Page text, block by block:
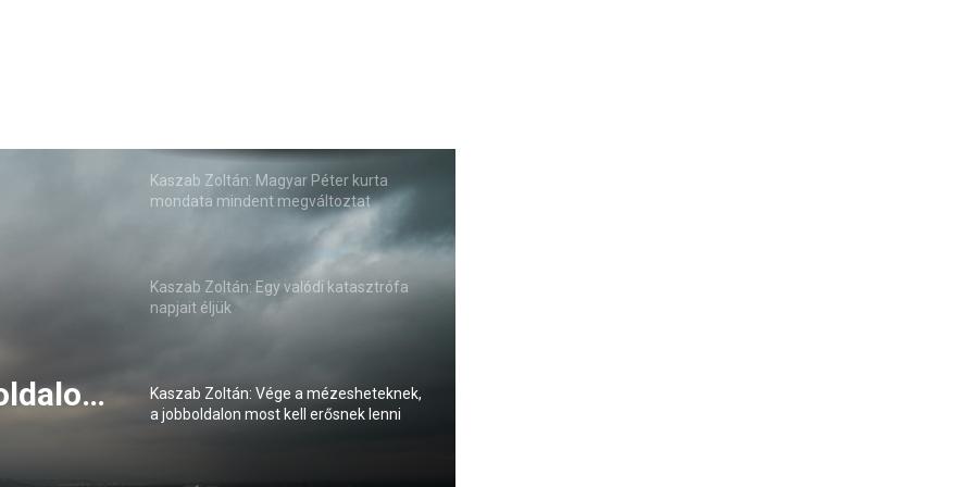
az
Kaszab Zoltán: Magyar Péter kurta
mondata mindent megváltoztat
Kaszab Zoltán: Egy valódi katasztrófa
napjait éljük
Kaszab Zoltán: Vége a mézesheteknek,
a jobboldalon most kell erősnek lenni